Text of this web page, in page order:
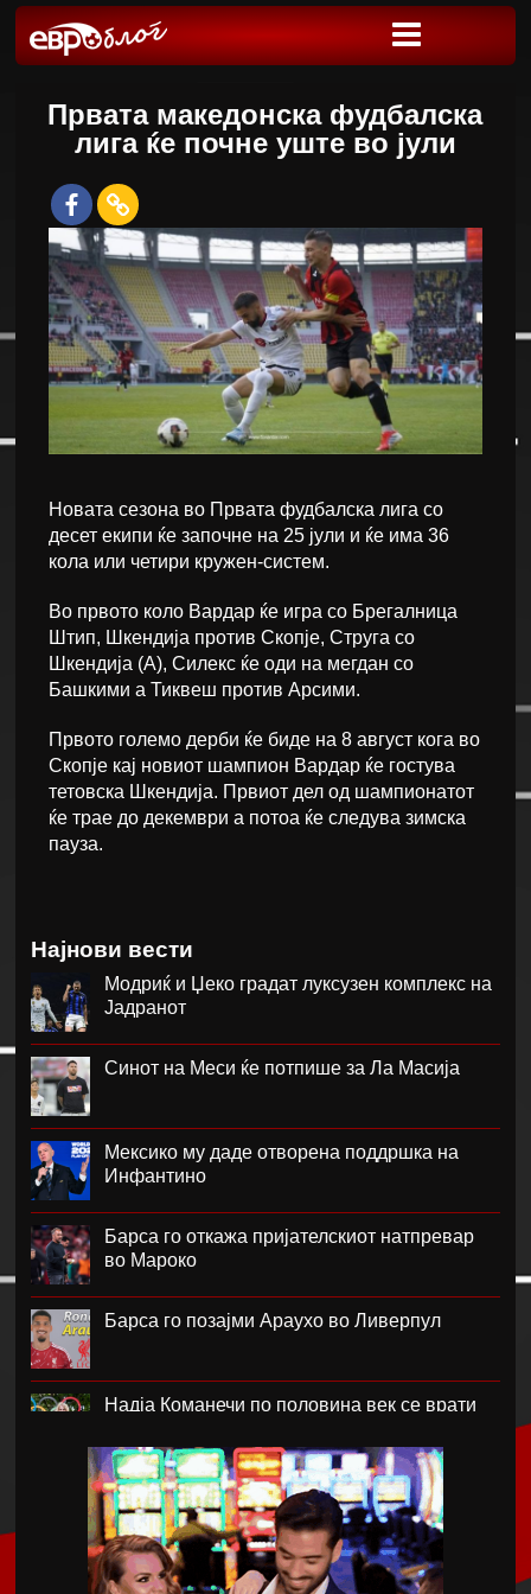
Првата македонска фудбалска
лига ќе почне уште во јули
Новата сезона во Првата фудбалска лига со
десет екипи ќе започне на 25 јули и ќе има 36
кола или четири кружен-систем.
Во првото коло Вардар ќе игра со Брегалница
Штип, Шкендија против Скопје, Струга со
Шкендија (А), Силекс ќе оди на мегдан со
Башкими а Тиквеш против Арсими.
Првото големо дерби ќе биде на 8 август кога во
Скопје кај новиот шампион Вардар ќе гостува
тетовска Шкендија. Првиот дел од шампионатот
ќе трае до декември а потоа ќе следува зимска
пауза.
Најнови вести
Модриќ и Џеко градат луксузен комплекс на
Јадранот
Синот на Меси ќе потпише за Ла Масија
Мексико му даде отворена поддршка на
Инфантино
Барса го откажа пријателскиот натпревар
во Мароко
Барса го позајми Араухо во Ливерпул
Надја Команечи по половина век се врати
ФК Пелистер со заштитен бренд по 81
година постоење !
Артета: Мојот Арсенал учи од грешките